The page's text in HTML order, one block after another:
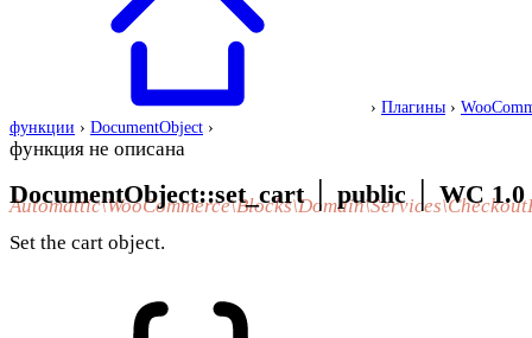
› Плагины ›
функции › DocumentObject ›
функция не описана
DocumentObject::set_cart│ public│ WC 1.0
Set the cart object.